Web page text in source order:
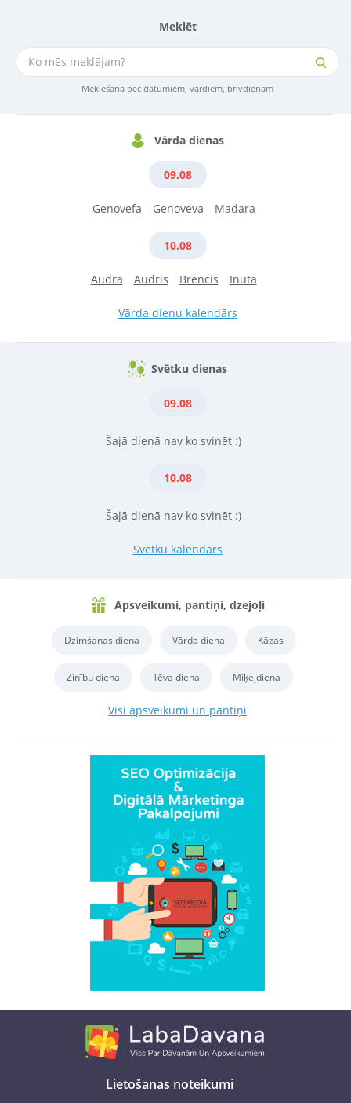
Meklēt
Meklēšana pēc datumiem, vārdiem, brīvdienām
Vārda dienas
09.08
Genovefa Genoveva Madara
10.08
Audra Audris Brencis Inuta
Vārda dienu kalendārs
Svētku dienas
09.08
Šajā dienā nav ko svinēt :)
10.08
Šajā dienā nav ko svinēt :)
Svētku kalendārs
Apsveikumi, pantiņi, dzejoļi
Dzimšanas diena Vārda diena Kāzas
Zinību diena Tēva diena Miķeļdiena
Visi apsveikumi un pantiņi
Lietošanas noteikumi